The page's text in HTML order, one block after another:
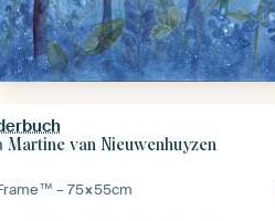
Martine van Nieuwenhuyzen
–75×55cm